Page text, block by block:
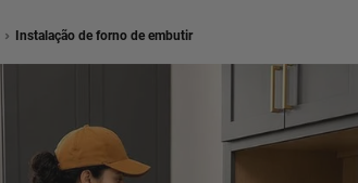
Instalação de forno de embutir